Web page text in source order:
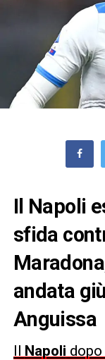
Il Napoli
sfida
andata
Anguissa
Il Napoli